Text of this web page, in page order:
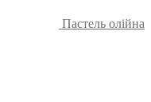
Пастель олійна